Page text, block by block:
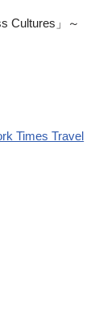
Cultures」～
Times Travel